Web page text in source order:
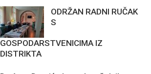
ODRŽAN RADNI RUČAK
S
GOSPODARSTVENICIMA IZ
DISTRIKTA